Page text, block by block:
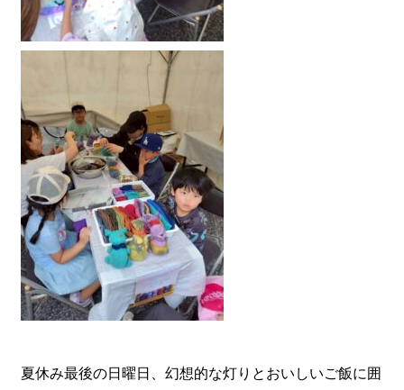
夏休み最後の日曜日、幻想的な灯りとおいしいご飯に囲